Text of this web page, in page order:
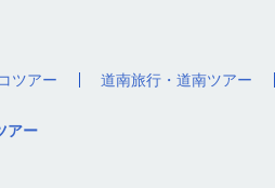
ツアー 道南旅行・道南ツアー
アー